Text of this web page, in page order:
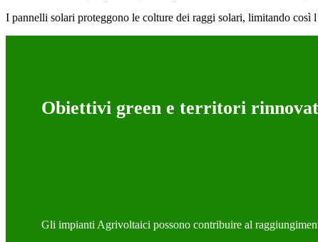
I pannelli solari proteggono le colture dei raggi solari, limitando così
Obiettivi green e territori
Gli impianti Agrivoltaici possono contribuire al